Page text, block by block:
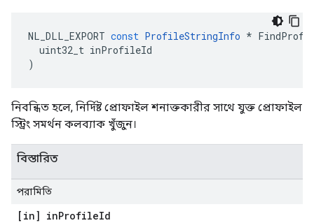
NL_DLL_EXPORT const ProfileStringInfo *
uint32_t inProfileId
)
নিবন্ধিত হলে, নির্দিষ্ট প্রোফাইল শনাক্তকারীর সাথে যুক্ত প্রোফাইল
স্ট্রিং সমর্থন কলব্যাক খুঁজুন।
বিস্তারিত
পরামিতি
[in] inProfileId